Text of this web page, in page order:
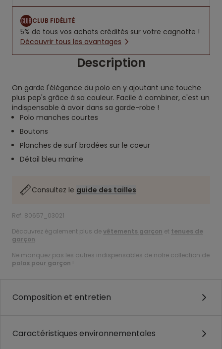
CLUB FIDÉLITÉ
5% de tous vos achats crédités sur votre cagnotte !
Découvrir tous les avantages
Description
On garde l'élégance du polo en y ajoutant une touche
plus pep's grâce à sa couleur. Facile à combiner, c'est un
indispensable à avoir dans sa garde-robe !
Polo manches courtes
Boutons
Planches de surf brodées sur le coeur
Détail bleu marine
Consultez le guide des tailles
Ref. 80657_03021
Découvrez également plus devêtements garçon et tenues de
garçon.
Ne manquez pas les autres indispensables de notre collection de
polos pour garçon !
Composition et entretien
Caractéristiques environnementales